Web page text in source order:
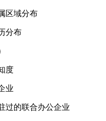
区域分布
分布
度
业
过的联合办公企业